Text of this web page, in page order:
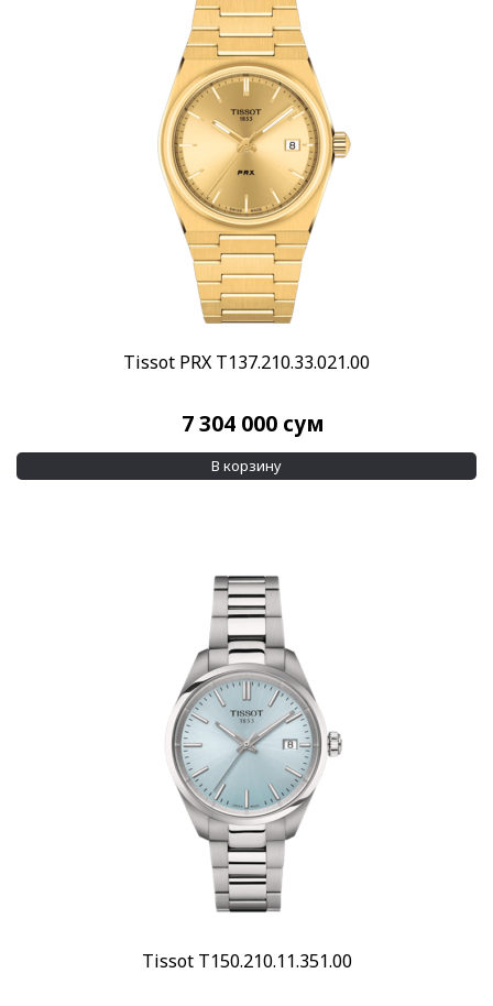
Tissot PRX T137.210.33.021.00
7 304 000 сум
В корзину
Tissot T150.210.11.351.00